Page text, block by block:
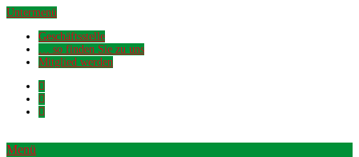
Untermenü
Geschäftsstelle
… so finden Sie zu uns
Mitglied werden
Menü